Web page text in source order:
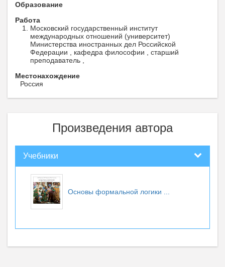
Образование
Работа
Московский государственный институт
международных отношений (университет)
Министерства иностранных дел Российской
Федерации , кафедра философии , старший
преподаватель ,
Местонахождение
Россия
Произведения автора
Учебники
Основы формальной логики